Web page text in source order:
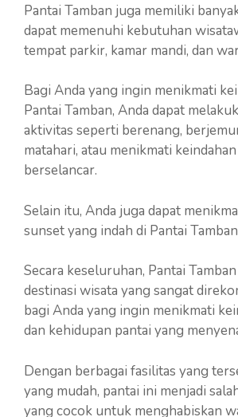
Pantai Tamban juga memiliki
dapat memenuhi kebutuhan
tempat parkir, kamar mandi, dan
Bagi Anda yang ingin menikmati
Pantai Tamban, Anda dapat
aktivitas seperti berenang,
matahari, atau menikmati
berselancar.
Selain itu, Anda juga dapat
sunset yang indah di Pantai
Secara keseluruhan, Pantai
destinasi wisata yang sangat
bagi Anda yang ingin menikmati
dan kehidupan pantai yang
Dengan berbagai fasilitas yang
yang mudah, pantai ini menjadi
yang cocok untuk menghabiskan